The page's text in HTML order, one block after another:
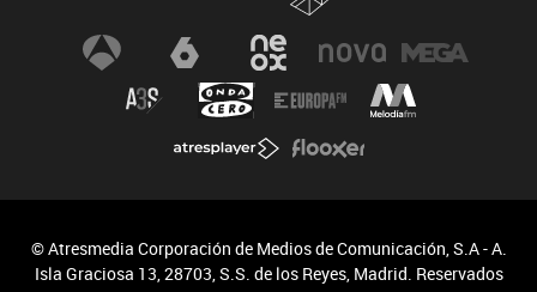
© Atresmedia Corporación de Medios de Comunicación, S.A - A.
Isla Graciosa 13, 28703, S.S. de los Reyes, Madrid. Reservados